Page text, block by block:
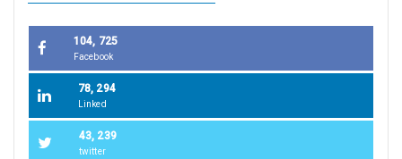
104, 725
Facebook
78, 294
Linked
43, 239
twitter